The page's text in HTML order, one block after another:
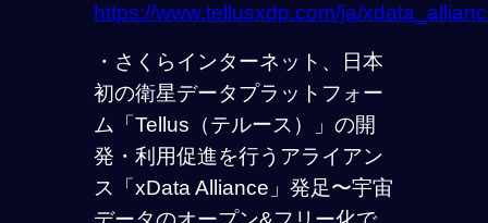
https://www.tellusxdp.com/ja/
・さくらインターネット、日本
初の衛星データプラットフォー
ム「Tellus（テルース）」の開
発・利用促進を行うアライアン
ス「xData Alliance」発足〜宇宙